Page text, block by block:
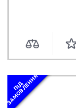
П
І
Д
З
А
М
О
В
Л
Е
Н
Н
Я